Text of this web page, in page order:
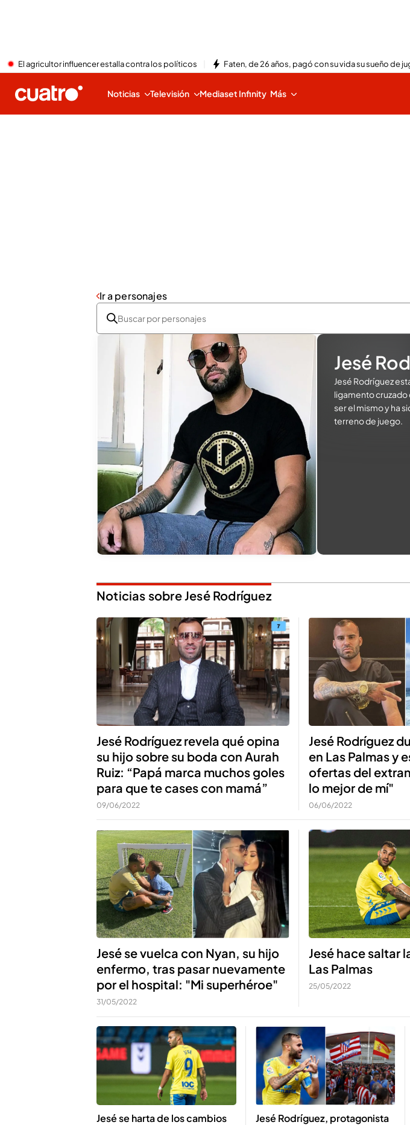
El agricultor influencer estalla contra los políticos Faten, de 26 años, pagó con su vida su sueño de
Noticias Televisión Mediaset Infinity Más
Ir a personajes
Jesé
Jesé Rodríguez
ligamento cruzado
ser el mismo y ha
terreno de juego.
Noticias sobre Jesé Rodríguez
Jesé Rodríguez revela qué opina
su hijo sobre su boda con Aurah
Ruiz: “Papá marca muchos goles
para que te cases con mamá”
09/06/2022
Jesé Rodríguez
en Las Palmas y
ofertas del
lo mejor de mí"
06/06/2022
Jesé se vuelca con Nyan, su hijo
enfermo, tras pasar nuevamente
por el hospital: "Mi superhéroe"
31/05/2022
Jesé hace saltar
Las Palmas
25/05/2022
Jesé se harta de los cambios
Jesé Rodríguez, protagonista